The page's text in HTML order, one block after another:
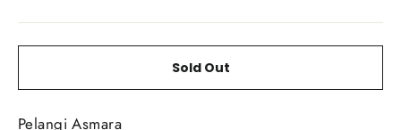
Sold Out
Pelangi Asmara